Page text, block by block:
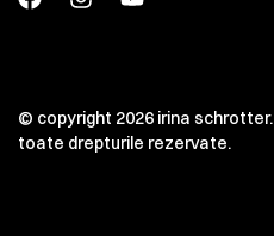
© copyright 2026 irina schrotter.
toate drepturile rezervate.